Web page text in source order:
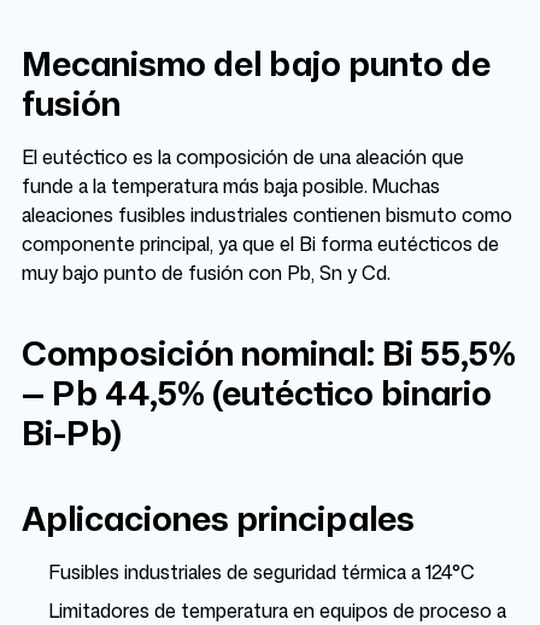
Mecanismo del bajo punto de
fusión
El eutéctico es la composición de una aleación que
funde a la temperatura más baja posible. Muchas
aleaciones fusibles industriales contienen bismuto como
componente principal, ya que el Bi forma eutécticos de
muy bajo punto de fusión con Pb, Sn y Cd.
Composición nominal: Bi 55,5%
— Pb 44,5% (eutéctico binario
Bi-Pb)
Aplicaciones principales
Fusibles industriales de seguridad térmica a 124°C
Limitadores de temperatura en equipos de proceso a